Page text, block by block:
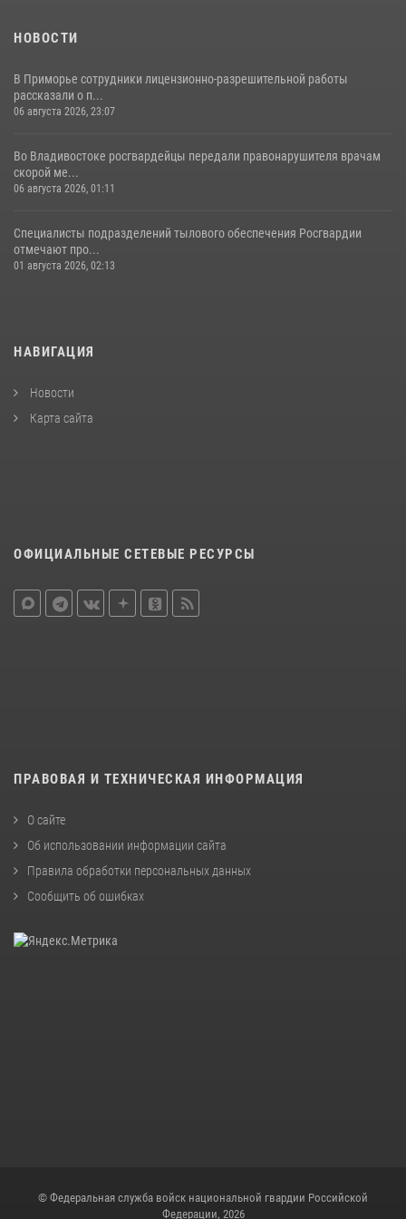
НОВОСТИ
В Приморье сотрудники лицензионно-разрешительной работы
рассказали о п...
06 августа 2026, 23:07
Во Владивостоке росгвардейцы передали правонарушителя врачам
скорой ме...
06 августа 2026, 01:11
Специалисты подразделений тылового обеспечения Росгвардии
отмечают про...
01 августа 2026, 02:13
НАВИГАЦИЯ
Новости
Карта сайта
ОФИЦИАЛЬНЫЕ СЕТЕВЫЕ РЕСУРСЫ
ПРАВОВАЯ И ТЕХНИЧЕСКАЯ ИНФОРМАЦИЯ
О сайте
Об использовании информации сайта
Правила обработки персональных данных
Сообщить об ошибках
© Федеральная служба войск национальной гвардии Российской
Федерации, 2026